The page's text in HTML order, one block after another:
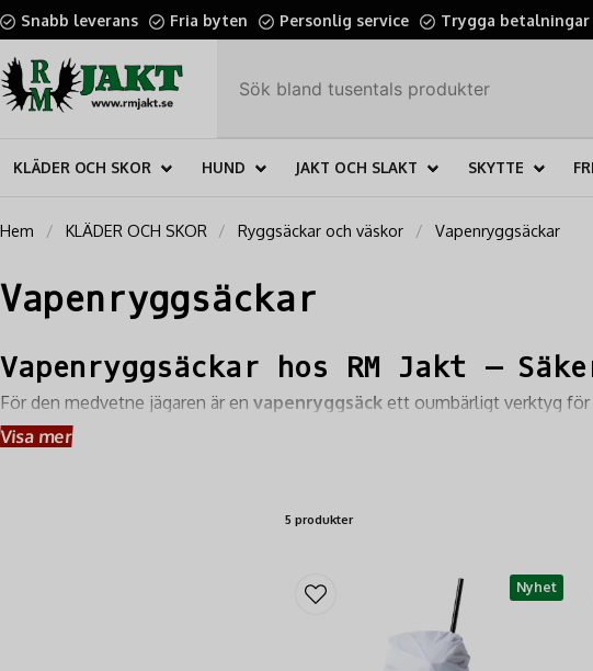
Snabb leverans Fria byten Personlig service Trygga betalningar
KLÄDER OCH SKOR HUND JAKT OCH SLAKT SKYTTE
Hem KLÄDER OCH SKOR Ryggsäckar och väskor Vapenryggsäckar
Vapenryggsäckar
Vapenryggsäckar hos RM Jakt –
För den medvetne jägaren är en vapenryggsäck ett oumbärligt verktyg
specialiserat sortiment av
Visa mer
5 produkter
Nyhet